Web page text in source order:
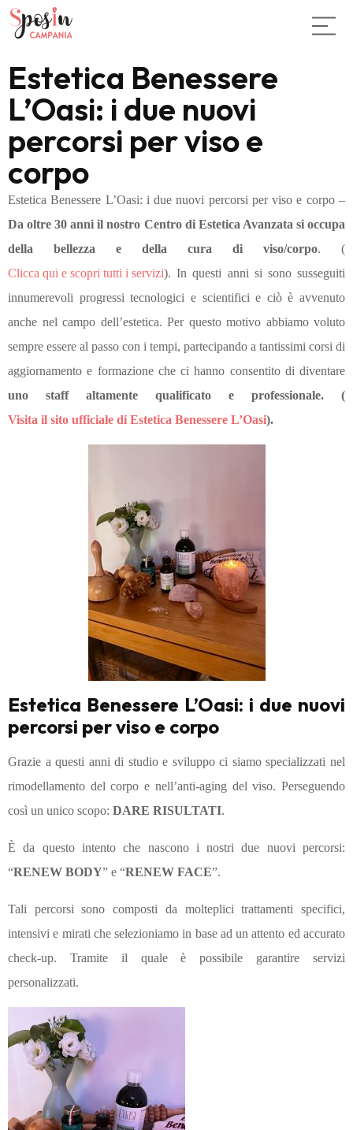
Estetica Benessere
L’Oasi: i due nuovi
percorsi per viso e
corpo
Estetica Benessere L’Oasi: i due nuovi percorsi per viso e corpo –
Da oltre 30 anni il nostro Centro di Estetica Avanzata si occupa
della bellezza e della cura di viso/corpo. (
Clicca qui e scopri tutti i servizi). In questi anni si sono susseguiti
innumerevoli progressi tecnologici e scientifici e ciò è avvenuto
anche nel campo dell’estetica. Per questo motivo abbiamo voluto
sempre essere al passo con i tempi, partecipando a tantissimi corsi di
aggiornamento e formazione che ci hanno consentito di diventare
uno staff altamente qualificato e professionale. (
Visita il sito ufficiale di Estetica Benessere L’Oasi).
Estetica Benessere L’Oasi: i due nuovi
percorsi per viso e corpo
Grazie a questi anni di studio e sviluppo ci siamo specializzati nel
rimodellamento del corpo e nell’anti-aging del viso. Perseguendo
così un unico scopo: DARE RISULTATI.
È da questo intento che nascono i nostri due nuovi percorsi:
“RENEW BODY” e “RENEW FACE”.
Tali percorsi sono composti da molteplici trattamenti specifici,
intensivi e mirati che selezioniamo in base ad un attento ed accurato
check-up. Tramite il quale è possibile garantire servizi
personalizzati.